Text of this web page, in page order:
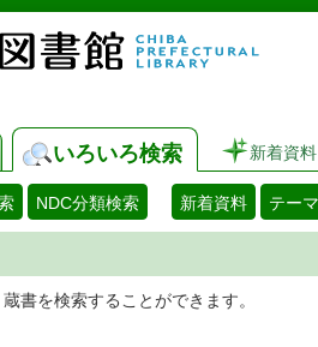
いろいろ検索 新着資料
NDC分類検索 新着資料 テー
書を検索することができます。